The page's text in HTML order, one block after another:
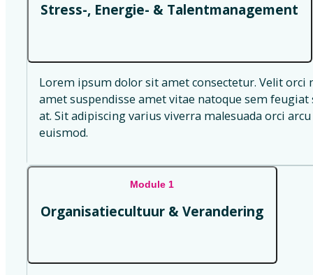
Stress-, Energie- & Talentmanagement
Lorem ipsum dolor sit amet consectetur. Velit
amet suspendisse amet vitae natoque sem
at. Sit adipiscing varius viverra malesuada orci
euismod.
Module 1
Organisatiecultuur & Verandering